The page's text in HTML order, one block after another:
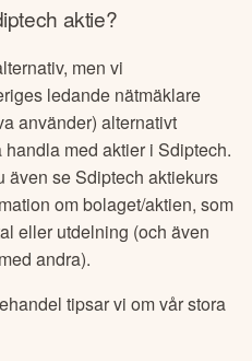
aktie?
men vi
ledande nätmäklare
använder) alternativt
handla med aktier iSdiptech.
även seSdiptech aktiekurs
om bolaget/aktien, som
eller utdelning (och även
andra).
tipsar vi om vår stora